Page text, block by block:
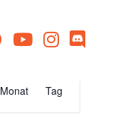
Ansichten-
Monat Tag